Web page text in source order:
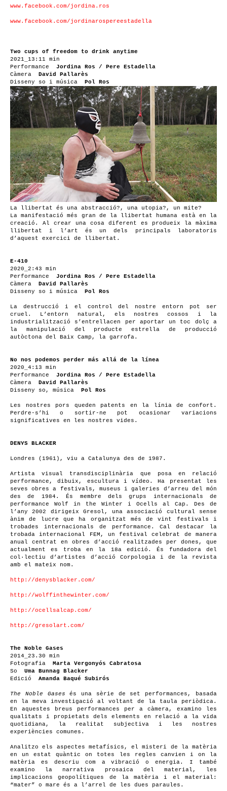
www.facebook.com/jordina.ros
www.facebook.com/jordinarospereestadella
Two cups of freedom to drink anytime
2021_13:11 min
Performance
Jordina Ros / Pere Estadella
Càmera
David Pallarès
Disseny so i música
Pol Ros
La llibertat és una abstracció?, una utopia?, un mite?
La manifestació més gran de la llibertat humana està en la
creació. Al crear una cosa diferent es produeix la màxima
llibertat i l’art és un dels principals laboratoris
d’aquest exercici de llibertat.
E-410
2020_2:43 min
Performance
Jordina Ros / Pere Estadella
Càmera
David Pallarès
Disseny so i música
Pol Ros
La destrucció i el control del nostre entorn pot ser
cruel. L’entorn natural, els nostres cossos i la
industrialització s’entrellacen per aportar un toc dolç a
la manipulació del producte estrella de producció
autòctona del Baix Camp, la garrofa.
No nos podemos perder más allá de la línea
2020_4:13 min
Performance
Jordina Ros / Pere Estadella
Càmera
David Pallarès
Disseny so, música
Pol Ros
Les nostres pors queden patents en la línia de confort.
Perdre-s’hi o sortir-ne pot ocasionar variacions
significatives en les nostres vides.
DENYS BLACKER
Londres (1961), viu a Catalunya des de 1987.
Artista visual transdisciplinària que posa en relació
performance, dibuix, escultura i vídeo. Ha presentat les
seves obres a festivals, museus i galeries d’arreu del món
des de 1984. És membre dels grups internacionals de
performance Wolf in the Winter i Ocells al Cap. Des de
l’any 2002 dirigeix Gresol, una associació cultural sense
ànim de lucre que ha organitzat més de vint festivals i
trobades internacionals de performance. Cal destacar la
trobada internacional FEM, un festival celebrat de manera
anual centrat en obres d’acció realitzades per dones, que
actualment es troba en la 18a edició. És fundadora del
col·lectiu d’artistes d’acció Corpologia i de la revista
amb el mateix nom.
http://denysblacker.com/
http://wolffinthewinter.com/
http://ocellsalcap.com/
http://gresolart.com/
The Noble Gases
2014_23.30 min
Fotografia
Marta Vergonyós Cabratosa
So
Uma Bunnag Blacker
Edició
Amanda Baqué Subirós
The Noble Gases és una sèrie de set performances, basada
en la meva investigació al voltant de la taula periòdica.
En aquestes breus performances per a càmera, examino les
qualitats i propietats dels elements en relació a la vida
quotidiana, la realitat subjectiva i les nostres
experiències comunes.
Analitzo els aspectes metafísics, el misteri de la matèria
en un estat quàntic on totes les regles canvien i on la
matèria es descriu com a vibració o energia. I també
examino la narrativa prosaica del material, les
implicacions geopolítiques de la matèria i el material:
“mater” o mare és a l’arrel de les dues paraules.